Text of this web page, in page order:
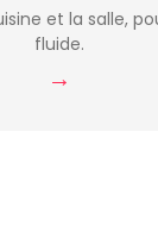
et la salle,
fluide.
→